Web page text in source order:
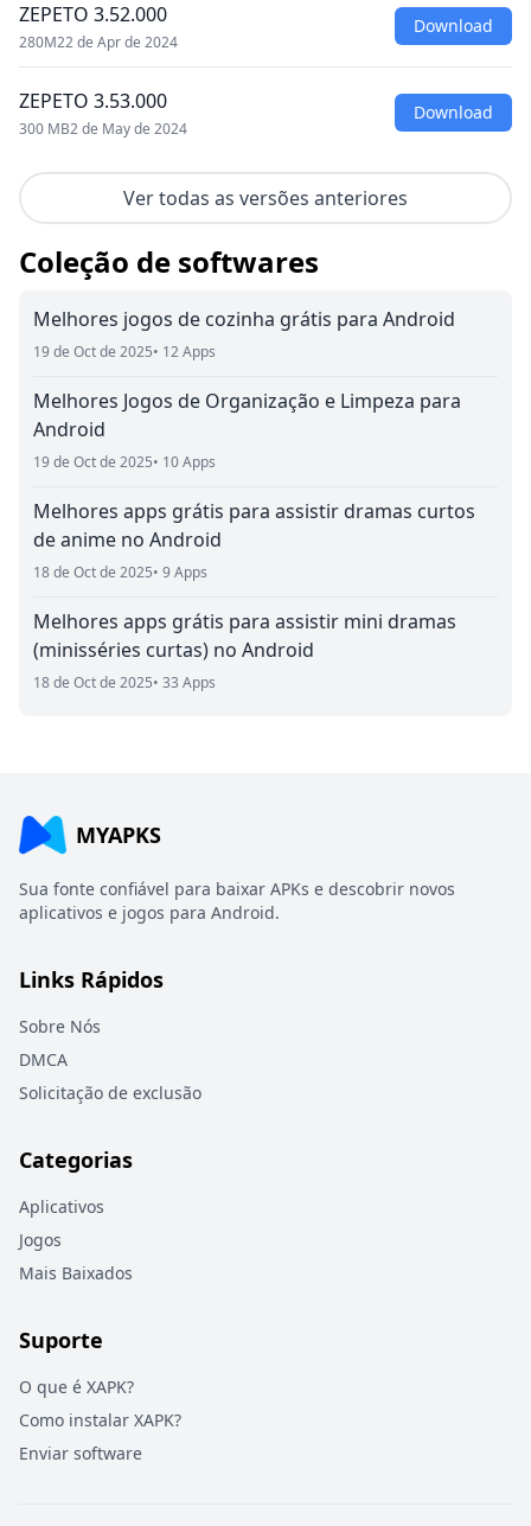
ZEPETO 3.52.000
280M22 de Apr de 2024
Download
ZEPETO 3.53.000
300 MB2 de May de 2024
Download
Ver todas as versões anteriores
Coleção de softwares
Melhores jogos de cozinha grátis para Android
19 de Oct de 2025• 12 Apps
Melhores Jogos de Organização e Limpeza para
Android
19 de Oct de 2025• 10 Apps
Melhores apps grátis para assistir dramas curtos
de anime no Android
18 de Oct de 2025• 9 Apps
Melhores apps grátis para assistir mini dramas
(minisséries curtas) no Android
18 de Oct de 2025• 33 Apps
MYAPKS
Sua fonte confiável para baixar APKs e descobrir novos
aplicativos e jogos para Android.
Links Rápidos
Sobre Nós
DMCA
Solicitação de exclusão
Categorias
Aplicativos
Jogos
Mais Baixados
Suporte
O que é XAPK?
Como instalar XAPK?
Enviar software